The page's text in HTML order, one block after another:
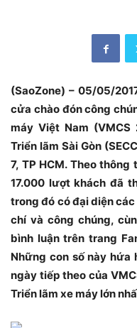
(SaoZone) – 05/05/
cửa chào đón công
máy Việt Nam
Triển lãm Sài Gòn
7, TP HCM. Theo
17.000 lượt khách đã
trong đó có đại diện
chí và công chúng,
bình luận trên trang
Những con số này hứa
ngày tiếp theo của
Triển lãm xe máy lớn